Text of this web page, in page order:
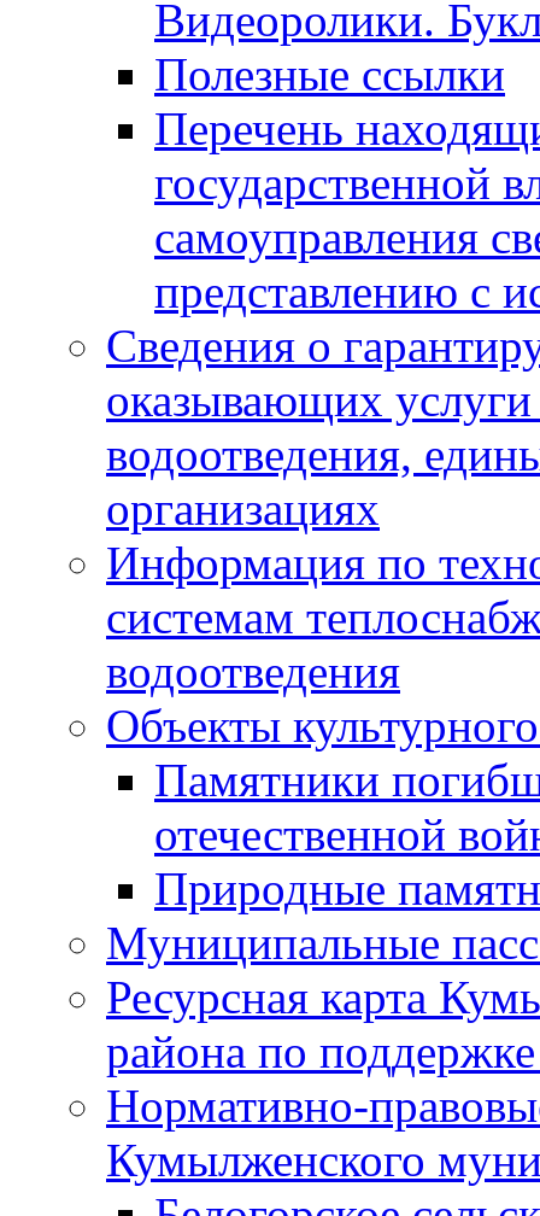
Видеоролики.
Полезные ссылки
Перечень
государственной
самоуправления
представлению с
Сведения о
оказывающих
водоотведения,
организациях
Информация по
системам
водоотведения
Объекты
Памятники
отечественной
Природные
Муниципальные
Ресурсная карта
района по
Нормативно-
Кумылженского